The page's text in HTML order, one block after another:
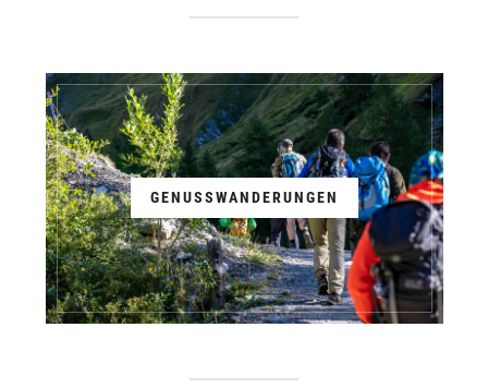
GENUSSWANDERUNGEN